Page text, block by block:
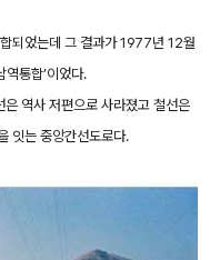
되었는데 그 결과가 1977년 12월
역통합’이었다.
역사 저편으로 사라졌고 철선은
잇는 중앙간선도로다.